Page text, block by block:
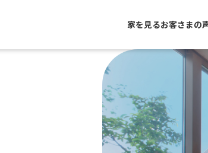
家を見るお客さまの